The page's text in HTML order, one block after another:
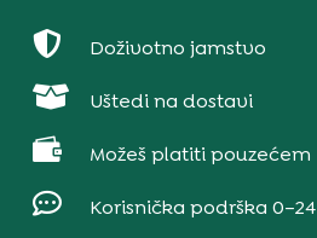
 Doživotno jamstvo
 Uštedi na dostavi
 Možeš platiti pouzećem
 Korisnička podrška 0–24